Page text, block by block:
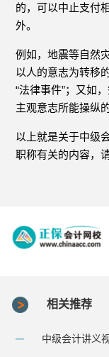
的，可以中止支付
外。
例如，地震等自然
以人的意志为转移
“法律事件”；又如
主观意志所能操纵
以上就是关于中级
职称有关的内容，
相关推荐
中级会计讲义